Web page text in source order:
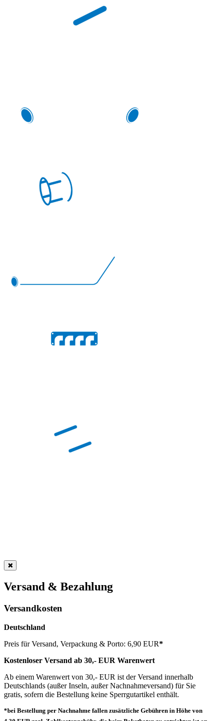
Versand & Bezahlung
Versandkosten
Deutschland
Preis für Versand, Verpackung & Porto: 6,90 EUR*
Kostenloser Versand ab 30,- EUR Warenwert
Ab einem Warenwert von 30,- EUR ist der Versand innerhalb
Deutschlands (außer Inseln, außer Nachnahmeversand) für Sie
gratis, sofern die Bestellung keine Sperrgutartikel enthält.
*bei Bestellung per Nachnahme fallen zusätzliche Gebühren in Höhe von